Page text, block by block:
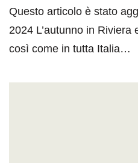
Questo articolo è stato
2024 L’autunno in
così come in tutta Italia…